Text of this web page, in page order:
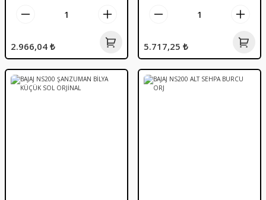
2.966,04 ₺ 5.717,25 ₺